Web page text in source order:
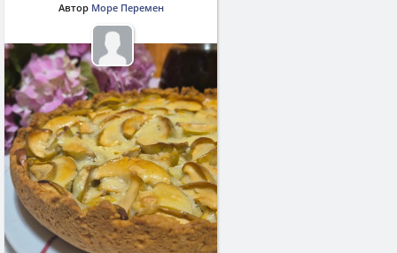
Автор Море Перемен